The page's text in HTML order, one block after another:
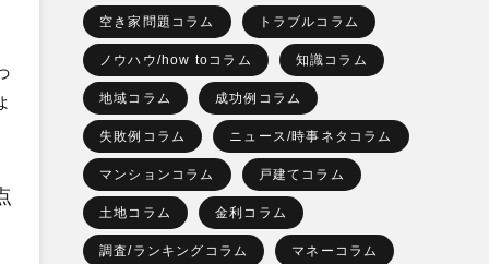
空き家問題コラム トラブルコラム
ノウハウ/how toコラム 知識コラム
地域コラム 成功例コラム
失敗例コラム ニュース/時事ネタコラム
マンションコラム 戸建てコラム
土地コラム 金利コラム
調査/ランキングコラム マネーコラム